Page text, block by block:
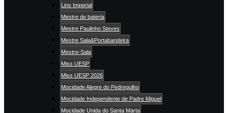
Lins Imperial
Mestre de bateria
Mestre Paulinho Steves
Mestre Sala&Portabandeira
Mestre-Sala
Miss UESP
Miss UESP 2026
Mocidade Alegre do Pedregulho
Mocidade Independente de Padre Miguel
Mocidade Unida do Santa Marta